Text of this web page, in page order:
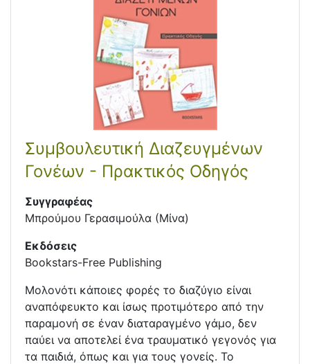
Συμβουλευτική Διαζευγμένων
Γονέων - Πρακτικός Οδηγός
Συγγραφέας
Μπρούμου Γερασιμούλα (Μίνα)
Εκδόσεις
Bookstars-Free Publishing
Μολονότι κάποιες φορές το διαζύγιο είναι
αναπόφευκτο και ίσως προτιμότερο από την
παραμονή σε έναν διαταραγμένο γάμο, δεν
παύει να αποτελεί ένα τραυματικό γεγονός για
τα παιδιά, όπως και για τους γονείς. Το